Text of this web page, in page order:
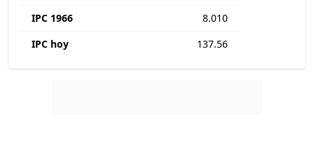
IPC 1966
8.010
IPC hoy
137.56